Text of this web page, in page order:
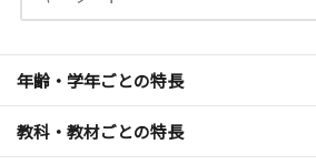
年齢・学年ごとの特長
教科・教材ごとの特長